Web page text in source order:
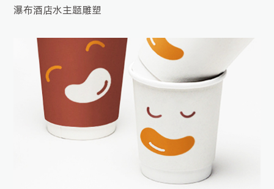
瀑布酒店水主题雕塑